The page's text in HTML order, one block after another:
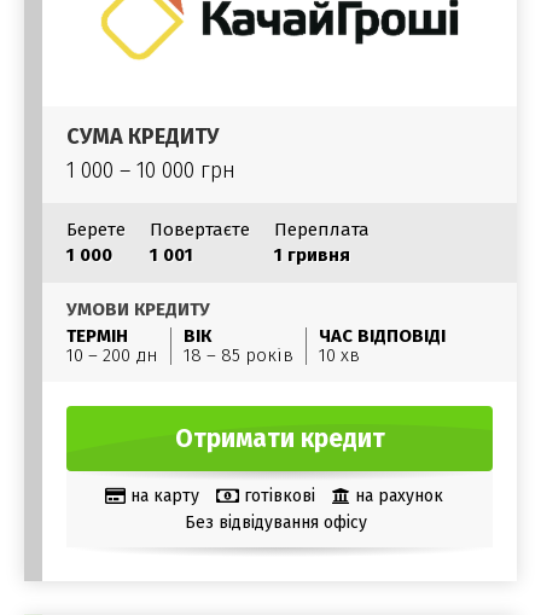
СУМА КРЕДИТУ
1 000 – 10 000 грн
Берете
1 000
Повертаєте
1 001
Переплата
1 гривня
УМОВИ КРЕДИТУ
ТЕРМІН
10 – 200 дн
ВІК
18 – 85 років
ЧАС ВІДПОВІДІ
10 хв
Отримати кредит
на карту готівкові
на рахунок
Без відвідування офісу